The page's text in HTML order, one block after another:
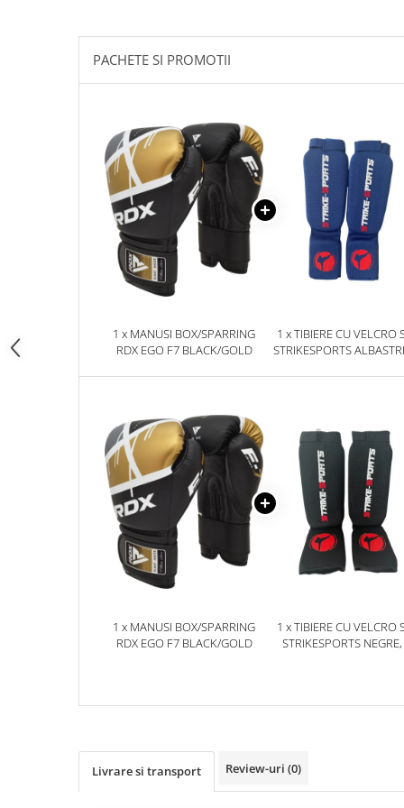
Perne Antrenament Arte Martiale
Imbracaminte sport
Sorturi Kickboxing / MMA
Tricouri / Maiouri
Trening/Compleu
Bluze / Hanorace/Geci
Echipament compresie
Proteze/Protectii dentare
Dresuri/Echipament
Accesorii Lupte/Wrestling
Suprafete de lupta/Dotari sala
Suprafete de Lupta/Antrenament
Vitamine/Minerale
PACHETE SI PROMOTII
1 x MANUSI BOX/SPARRING
RDX EGO F7 BLACK/GOLD
1 x TIBIERE CU VELCRO
STRIKESPORTS
1 x MANUSI BOX/SPARRING
RDX EGO F7 BLACK/GOLD
1 x TIBIERE CU VELCRO
STRIKESPORTS
Livrare si transport Review-uri (0)